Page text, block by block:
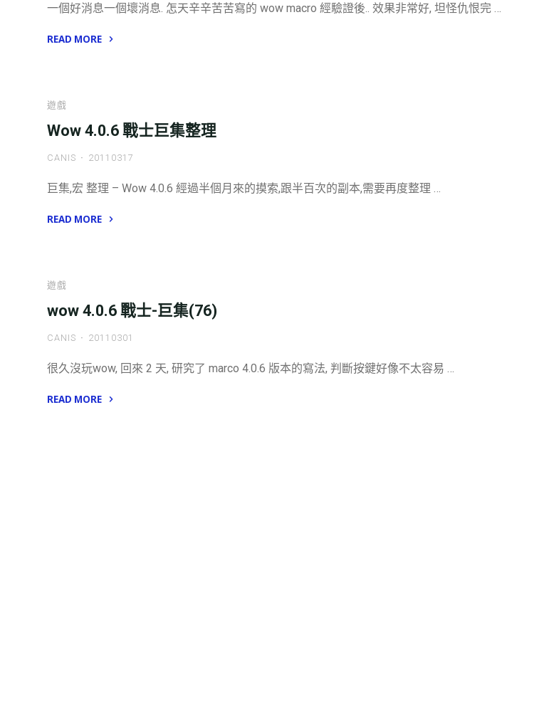
一個好消息一個壞消息. 怎天辛辛苦苦寫的 wow macro 經驗證後.. 效果非常好, 坦怪仇恨完 …
READ MORE
後
續"
遊戲
Wow 4.0.6 戰士巨集整理
CANIS 20110317
巨集,宏 整理 – Wow 4.0.6 經過半個月來的摸索,跟半百次的副本,需要再度整理 …
READ MORE
士
巨
理"
遊戲
wow 4.0.6 戰士-巨集(76)
CANIS 20110301
很久沒玩wow, 回來 2 天, 研究了 marco 4.0.6 版本的寫法, 判斷按鍵好像不太容易 …
READ MORE